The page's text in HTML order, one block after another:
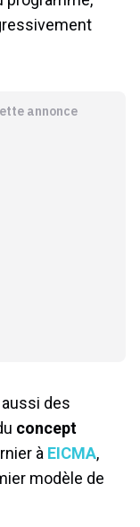
annonce
des
concept
à EICMA,
modèle de